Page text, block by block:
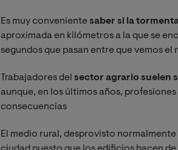
Es muy convenientesaber si la
aproximada en kilómetros a la que se
segundos que pasan entre que vemos
Trabajadores del sector agrario suelen
aunque, en los últimos años,
consecuencias
El medio rural, desprovisto